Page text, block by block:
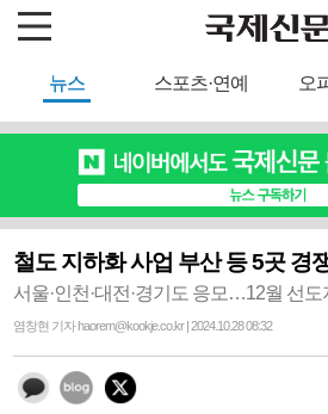
뉴스 스포츠·연예 오
철도 지하화 사업 부산 등 5곳 경
서울·인천·대전·경기도 응모…12월 선
염창현 기자 haorem@kookje.co.kr | 2024.10.28 08:32